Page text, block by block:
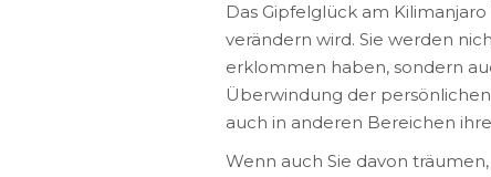
Das Gipfelglück am
verändern wird. Sie werden
erklommen haben, sondern
Überwindung der
auch in anderen Bereichen
Wenn auch Sie davon